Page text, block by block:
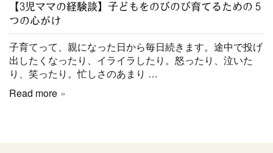
【3児ママの経験談】子どもをのびのび育てるための５
つの心がけ
子育てって、親になった日から毎日続きます。途中で投げ
出したくなったり、イライラしたり。怒ったり、泣いた
り、笑ったり。忙しさのあまり …
Read more